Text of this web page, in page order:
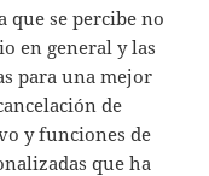
que se percibe no
en general y las
para una mejor
de
y funciones de
que ha